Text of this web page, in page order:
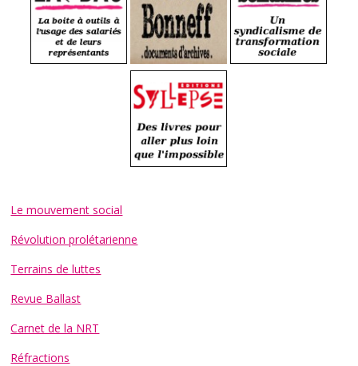
Le mouvement social
Révolution prolétarienne
Terrains de luttes
Revue Ballast
Carnet de la NRT
Réfractions